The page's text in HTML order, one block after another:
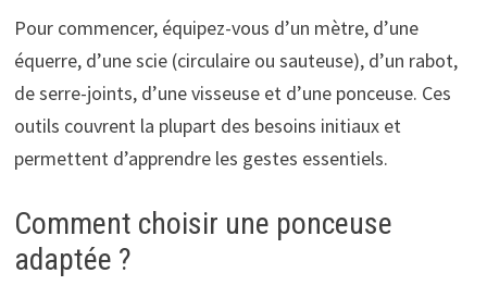
Pour commencer, équipez-vous d’un mètre, d’une
équerre, d’une scie (circulaire ou sauteuse), d’un rabot,
de serre-joints, d’une visseuse et d’une ponceuse. Ces
outils couvrent la plupart des besoins initiaux et
permettent d’apprendre les gestes essentiels.
Comment choisir une ponceuse
adaptée ?